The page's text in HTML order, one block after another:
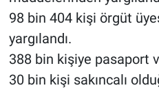
98 bin 404 kişi örgüt
yargılandı.
388 bin kişiye pasaport
30 bin kişi sakıncalı